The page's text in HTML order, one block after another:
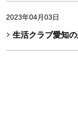
2023年04月03日
生活クラブ愛知